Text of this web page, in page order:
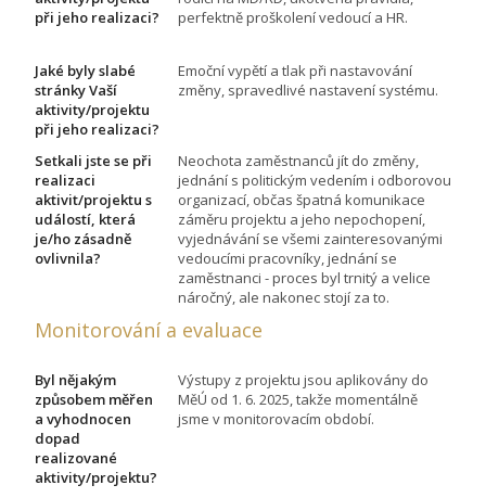
při jeho realizaci?
perfektně proškolení vedoucí a HR.
Jaké byly slabé
stránky Vaší
aktivity/projektu
při jeho realizaci?
Emoční vypětí a tlak při nastavování
změny, spravedlivé nastavení systému.
Setkali jste se při
realizaci
aktivit/projektu s
událostí, která
je/ho zásadně
ovlivnila?
Neochota zaměstnanců jít do změny,
jednání s politickým vedením i odborovou
organizací, občas špatná komunikace
záměru projektu a jeho nepochopení,
vyjednávání se všemi zainteresovanými
vedoucími pracovníky, jednání se
zaměstnanci - proces byl trnitý a velice
náročný, ale nakonec stojí za to.
Monitorování a evaluace
Byl nějakým
způsobem měřen
a vyhodnocen
dopad
realizované
aktivity/projektu?
Výstupy z projektu jsou aplikovány do
MěÚ od 1. 6. 2025, takže momentálně
jsme v monitorovacím období.